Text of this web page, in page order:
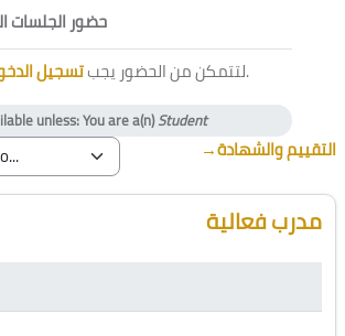
حضور الجلساتExternal tool
لتتمكن من الحضور يجبتسجيل .
unless: You are a(n)Student
→التقييم والشهادة
Instructor مدرب فعالية